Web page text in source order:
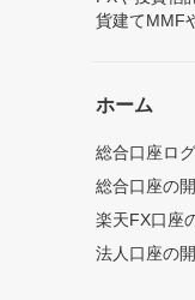
貨建てMMF
ホーム
総合口座ロ
総合口座の
楽天FX口座
法人口座の